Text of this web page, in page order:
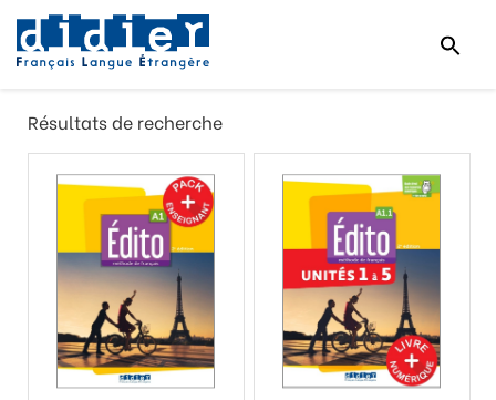
Résultats de recherche